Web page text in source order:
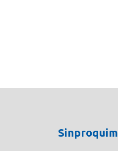
Sinproquim